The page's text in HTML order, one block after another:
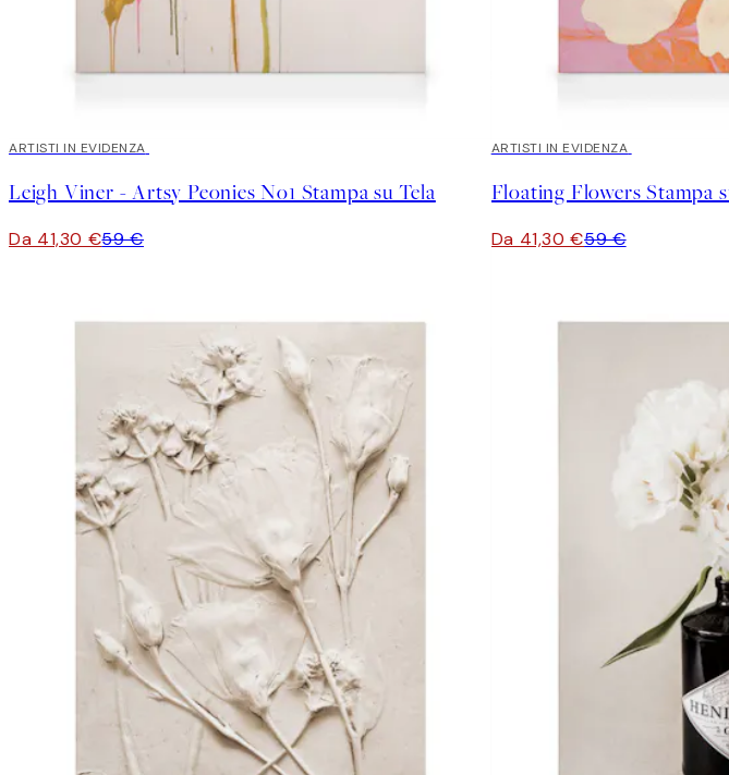
30%*
ARTISTI IN EVIDENZA
Leigh Viner - Artsy Peonies No1 Stampa su Tela
Da 41,30 €59 €
30%*
ARTISTI IN EVIDENZA
Floating Flowers Stampa
Da 41,30 €59 €